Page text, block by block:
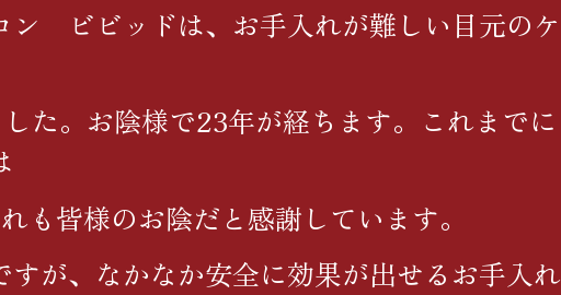
ン ビビッドは、お手入れが難しい目元のケ
た。お陰様で23年が経ちます。これまでに
も皆様のお陰だと感謝しています。
が、なかなか安全に効果が出せるお手入れ